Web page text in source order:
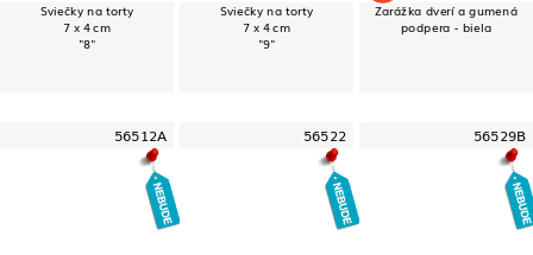
Sviečky na torty
7 x 4 cm
"8"
Sviečky na torty
7 x 4 cm
"9"
Zarážka dverí a gumená
podpera - biela
56512A 56522 56529B